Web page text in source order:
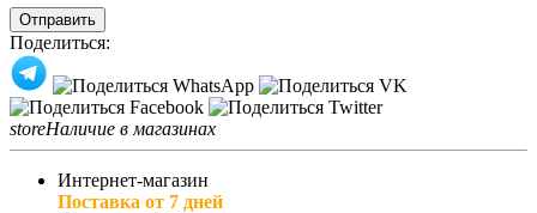
Отправить
Поделиться:
storeНаличие в магазинах
Интернет-магазин
Поставка от 7 дней